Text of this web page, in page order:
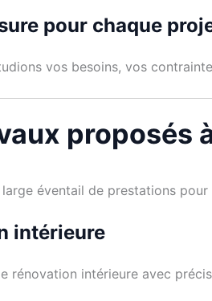
pour chaque
vos besoins, vos
proposés
éventail de prestations
intérieure
rénovation intérieure avec